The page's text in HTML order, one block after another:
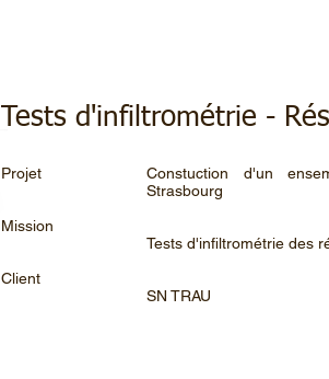
Tests d'infiltrométrie -
Projet
Mission
Client
Constuction d'un
Strasbourg
Tests d'infiltrométrie des
SN TRAU